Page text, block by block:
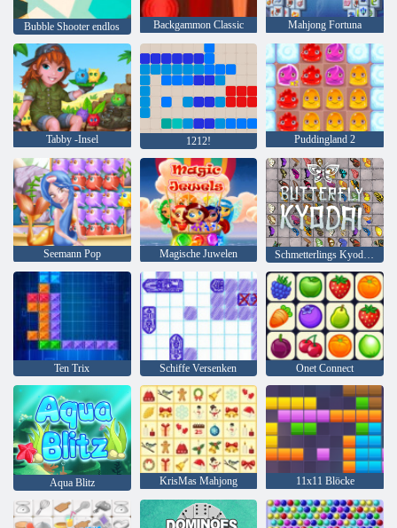
Bubble Shooter endlos Backgammon Classic Mahjong Fortuna
Tabby -Insel 1212! Puddingland 2
Seemann Pop Magische Juwelen Schmetterlings Kyodai HD
Ten Trix Schiffe Versenken Onet Connect
Aqua Blitz KrisMas Mahjong 11x11 Blöcke